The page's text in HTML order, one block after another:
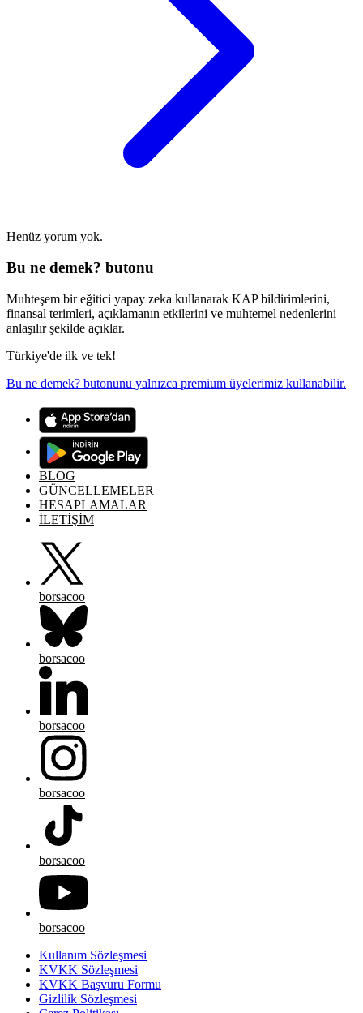
Henüz yorum yok.
Bu ne demek? butonu
Muhteşem bir eğitici yapay zeka kullanarak KAP bildirimlerini,
finansal terimleri, açıklamanın etkilerini ve muhtemel nedenlerini
anlaşılır şekilde açıklar.
Türkiye'de ilk ve tek!
Bu ne demek? butonunu yalnızca premium üyelerimiz kullanabilir.
BLOG
GÜNCELLEMELER
HESAPLAMALAR
İLETİŞİM
borsacoo
borsacoo
borsacoo
borsacoo
borsacoo
borsacoo
Kullanım Sözleşmesi
KVKK Sözleşmesi
KVKK Başvuru Formu
Gizlilik Sözleşmesi